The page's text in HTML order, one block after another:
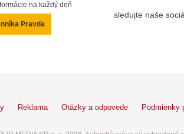
na každý deň
Pravda
sledujte naše
Reklama Otázky a odpovede Podmienky